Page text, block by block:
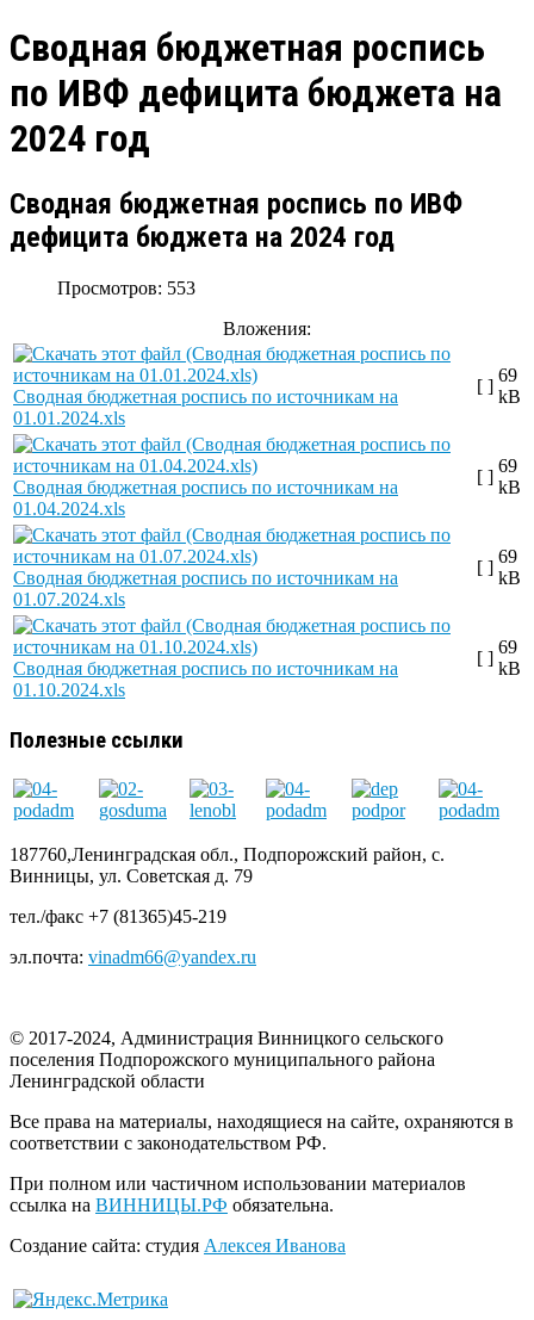
Сводная бюджетная роспись
по ИВФ дефицита бюджета на
2024 год
Сводная бюджетная роспись по ИВФ
дефицита бюджета на 2024 год
Просмотров: 553
Вложения:
Сводная бюджетная роспись по источникам на
01.01.2024.xls
[ ]
69
kB
Сводная бюджетная роспись по источникам на
01.04.2024.xls
[ ]
69
kB
Сводная бюджетная роспись по источникам на
01.07.2024.xls
[ ]
69
kB
Сводная бюджетная роспись по источникам на
01.10.2024.xls
[ ]
69
kB
Полезные ссылки
187760,Ленинградская обл., Подпорожский район, с.
Винницы, ул. Советская д. 79
тел./факс +7 (81365)45-219
эл.почта: vinadm66@yandex.ru
© 2017-2024, Администрация Винницкого сельского
поселения Подпорожского муниципального района
Ленинградской области
Все права на материалы, находящиеся на сайте, охраняются в
соответствии с законодательством РФ.
При полном или частичном использовании материалов
ссылка на ВИННИЦЫ.РФ обязательна.
Создание сайта: студия Алексея Иванова